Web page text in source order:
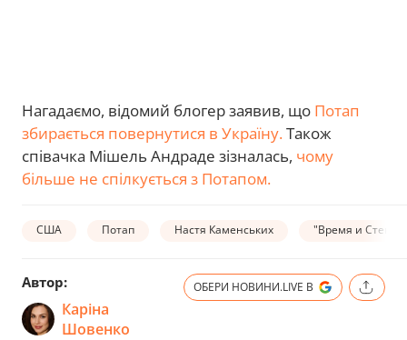
Нагадаємо, відомий блогер заявив, що Потап
збирається повернутися в Україну.Також
співачка Мішель Андраде зізналась, чому
більше не спілкується з Потапом.
США Потап Настя Каменських "Время и Стекло"
Автор:
Каріна
Шовенко
ОБЕРИ НОВИНИ.LIVE В